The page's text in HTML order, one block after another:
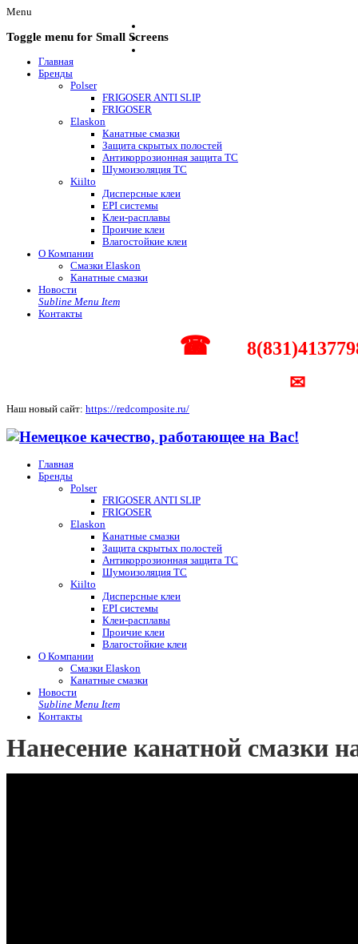
Menu
Toggle menu for Small Screens
Главная
Бренды
Polser
FRIGOSER ANTI SLIP
FRIGOSER
Elaskon
Канатные смазки
Защита скрытых полостей
Антикоррозионная защита ТС
Шумоизоляция ТС
Kiilto
Дисперсные клеи
EPI системы
Клеи-расплавы
Проичие клеи
Влагостойкие клеи
О Компании
Смазки Elaskon
Канатные смазки
Новости
Subline Menu Item
Контакты
☎
✉
Наш новый сайт: https://redcomposite.ru/
Главная
Бренды
Polser
FRIGOSER ANTI SLIP
FRIGOSER
Elaskon
Канатные смазки
Защита скрытых полостей
Антикоррозионная защита ТС
Шумоизоляция ТС
Kiilto
Дисперсные клеи
EPI системы
Клеи-расплавы
Проичие клеи
Влагостойкие клеи
О Компании
Смазки Elaskon
Канатные смазки
Новости
Subline Menu Item
Контакты
Нанесение канатной смазки